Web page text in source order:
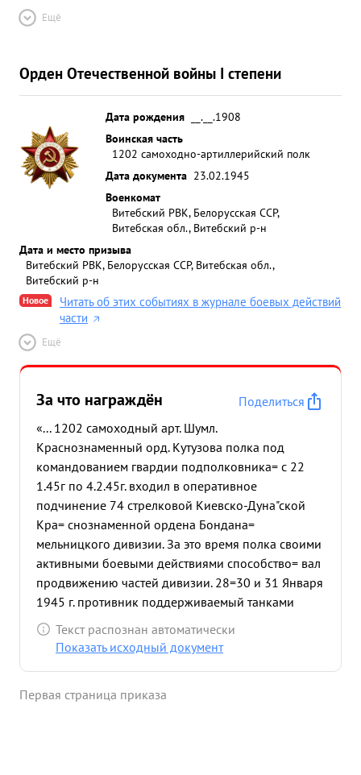
Ещё
Орден Отечественной войны I степени
Дата рождения
__.__.1908
Воинская часть
1202 самоходно-артиллерийский полк
Дата документа 23.02.1945
Военкомат
Витебский РВК, Белорусская ССР,
Витебская обл., Витебский р-н
Дата и место призыва
Витебский РВК, Белорусская ССР, Витебская обл.,
Витебский р-н
Новое
Читать об этих событиях в журнале боевых действий
части
Ещё
За что награждён
Поделиться
«... 1202 самоходный арт. Шумл.
Краснознаменный орд. Кутузова полка под
командованием гвардии подполковника= с 22
1.45г по 4.2.45г. входил в оперативное
подчинение 74 стрелковой Киевско-Дуна"ской
Кра= снознаменной ордена Бондана=
мельницкого дивизии. За это время полка своими
активными боевыми действиями способство= вал
продвижению частей дивизии. 28=30 и 31 Января
1945 г. противник поддерживаемый танками
неоднократно переходил в яростные контратаки.
Благодаря стойкости экипажей "СУ" контратаки
наступления с 27.1.45.по 3.2.45. части дивизии
Текст распознан автоматически
Показать исходный документ
Первая страница приказа